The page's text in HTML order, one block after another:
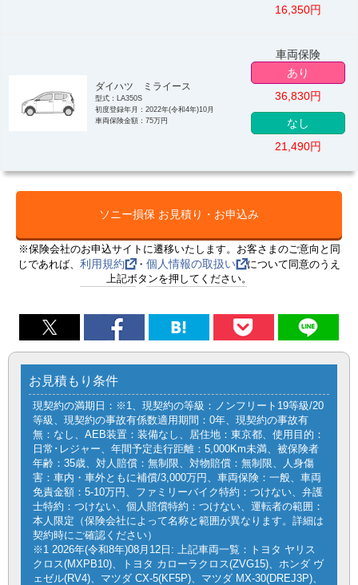
16,350円
ダイハツ ミライース
型式：LA350S
初度登録年月：2022年(令和4年)10月
車両保険金額：75万円
車両保険
あり
36,830円
なし
21,490円
ソニー損保 お見積り・お申込み
※保険会社のお申込サイトに遷移いたします。お客さまのご意向と同
じであれば、 利用規約 ・ 個人情報の取扱い
について同意のうえ
上記ボタンを押してください。
お見積もり条件
現契約の満期日：※1、現契約の等級：ノンフリート19等級/20
等級、現契約の事故有係数適用期間：0年、現契約の事故有
無：なし、AEB装置：装備なし、居住地：東京都、使用目的：
日常･レジャー、年間予定走行距離：5,000Km未満、被保険者
年齢：35歳、対人賠償：無制限、対物賠償：無制限、人身傷
害：車内・車外ともに補償/3,000万円、車両保険：一般、車両
免責金額：5-10万円、ファミリーバイク特約：つけない、弁護
士特約：つけない、個人賠償特約：つけない、運転者の範囲：
本人限定（保険会社によって名称と範囲が異なります。詳細は
契約時にご確認ください）
※1 2026年(令和8年)08月12日: 上記車両一覧：トヨタ ヤリス
クロス(MXPB10)、トヨタ カローラクロス(ZVG15)、ホンダ ヴ
ェゼル(RV4)、マツダ CX-5(KF5P)、マツダ MX-30(DREJ3P)、